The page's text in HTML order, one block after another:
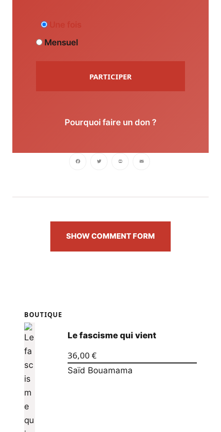
Mensuel
PARTICIPER
Pourquoi faire un don ?
SHOW COMMENT FORM
BOUTIQUE
Le fascisme qui vient
36,00 €
Saïd Bouamama